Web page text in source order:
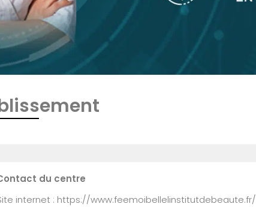
du centre
internet : https://www.feemoibellelinstitutdebeaute.fr/